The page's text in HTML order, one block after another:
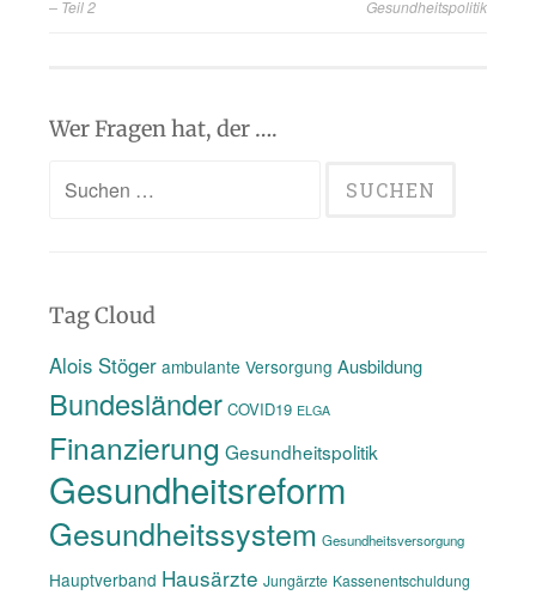
– Teil 2 Gesundheitspolitik
Wer Fragen hat, der ….
Suchen
Tag Cloud
Alois Stöger ambulante Versorgung Ausbildung
Bundesländer COVID19 ELGA
Finanzierung Gesundheitspolitik
Gesundheitsreform
Gesundheitssystem Gesundheitsversorgung
Hauptverband Hausärzte Jungärzte Kassenentschuldung